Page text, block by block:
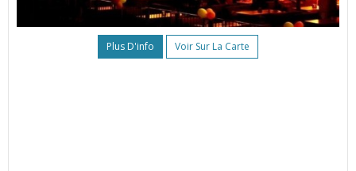
Plus D'info Voir Sur La Carte